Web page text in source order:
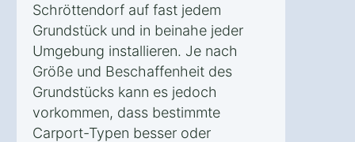
Schröttendorf auf fast jedem
Grundstück und in beinahe jeder
Umgebung installieren. Je nach
Größe und Beschaffenheit des
Grundstücks kann es jedoch
vorkommen, dass bestimmte
Carport-Typen besser oder